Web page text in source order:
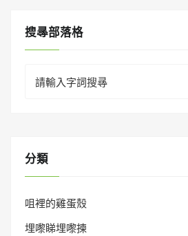
搜㝷部落格
for:
分類
咀裡的雞蛋殼
埋嚟睇埋嚟揀